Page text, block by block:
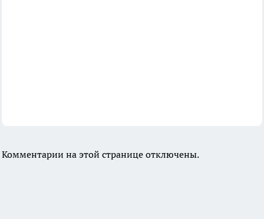
Комментарии на этой странице отключены.